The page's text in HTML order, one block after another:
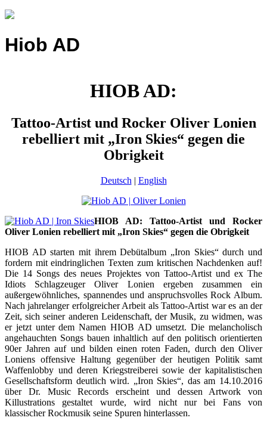
Hiob AD
HIOB AD:
Tattoo-Artist und Rocker Oliver Lonien
rebelliert mit „Iron Skies“ gegen die
Obrigkeit
Deutsch | English
HIOB AD: Tattoo-Artist und Rocker
Oliver Lonien rebelliert mit „Iron Skies“ gegen die Obrigkeit
HIOB AD starten mit ihrem Debütalbum „Iron Skies“ durch und
fordern mit eindringlichen Texten zum kritischen Nachdenken auf!
Die 14 Songs des neues Projektes von Tattoo-Artist und ex The
Idiots Schlagzeuger Oliver Lonien ergeben zusammen ein
außergewöhnliches, spannendes und anspruchsvolles Rock Album.
Nach jahrelanger erfolgreicher Arbeit als Tattoo-Artist war es an der
Zeit, sich seiner anderen Leidenschaft, der Musik, zu widmen, was
er jetzt unter dem Namen HIOB AD umsetzt. Die melancholisch
angehauchten Songs bauen inhaltlich auf den politisch orientierten
90er Jahren auf und bilden einen roten Faden, durch den Oliver
Loniens offensive Haltung gegenüber der heutigen Politik samt
Waffenlobby und deren Kriegstreiberei sowie der kapitalistischen
Gesellschaftsform deutlich wird. „Iron Skies“, das am 14.10.2016
über Dr. Music Records erscheint und dessen Artwork von
Killustrations gestaltet wurde, wird nicht nur bei Fans von
klassischer Rockmusik seine Spuren hinterlassen.